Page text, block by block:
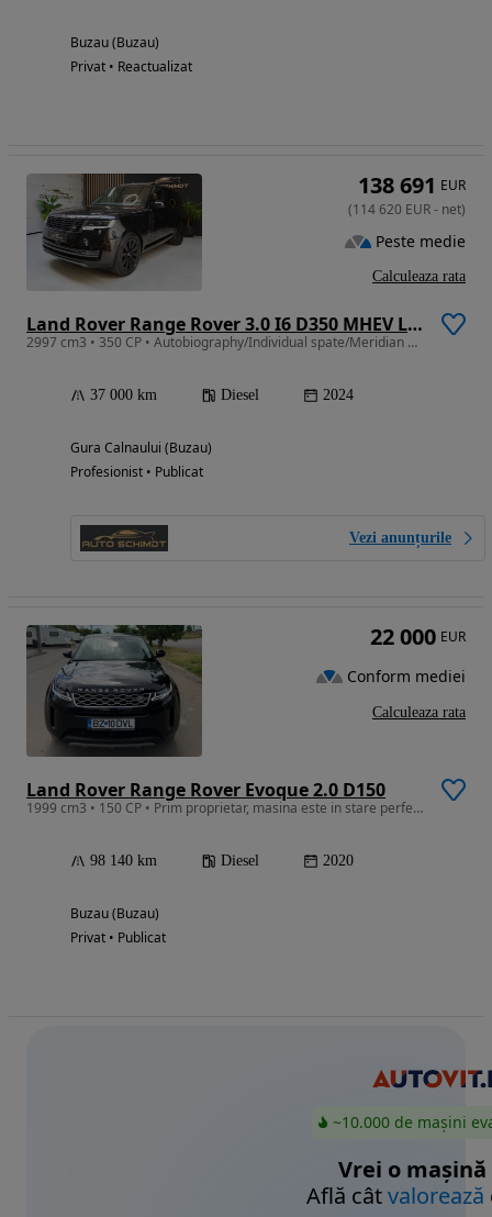
Buzau (Buzau)
Privat • Reactualizat
Land Rover Range Rover 3.0 I6 D350 MHEV LWB Autobiography
2997 cm3 • 350 CP • Autobiography/Individual spate/Meridian Signature/Plafon piele Nappa
37 000 km Diesel 2024
Gura Calnaului (Buzau)
Profesionist • Publicat
Vezi anunțurile
138 691 EUR
(114 620 EUR- net)
Peste medie
Calculeaza rata
Land Rover Range Rover Evoque 2.0 D150
1999 cm3 • 150 CP • Prim proprietar, masina este in stare perfecta
98 140 km Diesel 2020
Buzau (Buzau)
Privat • Publicat
22 000 EUR
Conform mediei
Calculeaza rata
~10.000 de mașini
Vrei o mașină
Află câtvalorează